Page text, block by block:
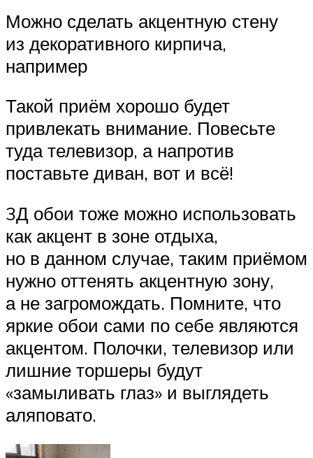
Можно сделать акцентную стену
из декоративного кирпича,
например
Такой приём хорошо будет
привлекать внимание. Повесьте
туда телевизор, а напротив
поставьте диван, вот и всё!
3Д обои тоже можно использовать
как акцент в зоне отдыха,
но в данном случае, таким приёмом
нужно оттенять акцентную зону,
а не загромождать. Помните, что
яркие обои сами по себе являются
акцентом. Полочки, телевизор или
лишние торшеры будут
«замыливать глаз» и выглядеть
аляповато.